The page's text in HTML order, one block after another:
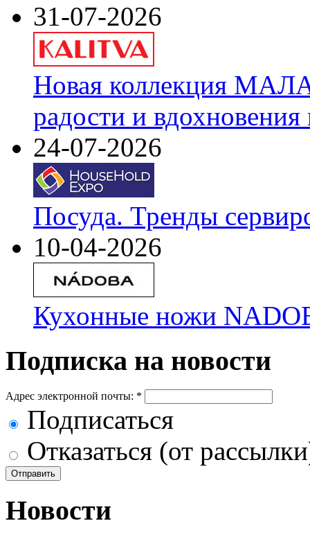
31-07-2026
Новая коллекция
радости и
24-07-2026
Посуда. Тренды
10-04-2026
Кухонные ножи
Подписка на новости
Адрес электронной почты: *
Подписаться
Отказаться (от
Новости